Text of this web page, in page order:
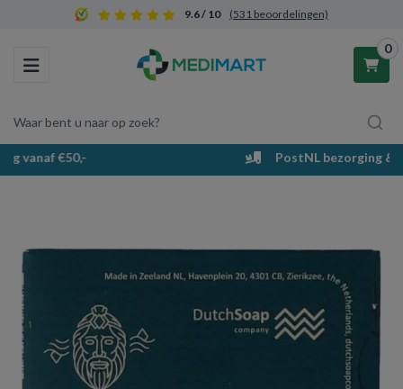
9.6 / 10 (531 beoordelingen)
Toggle navigation
Waar bent u naar op zoek?
0
Winkelwagen
Uw winkelwagen is leeg.
Vul hem met producten.
PostNL bezorging & afhaalpunten